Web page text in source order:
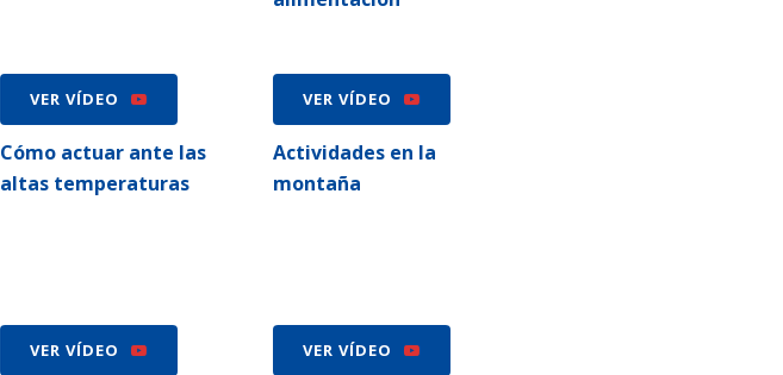
VER VÍDEO
Cómo actuar ante las
altas temperaturas
VER VÍDEO
Actividades en la
montaña
VER VÍDEO VER VÍDEO